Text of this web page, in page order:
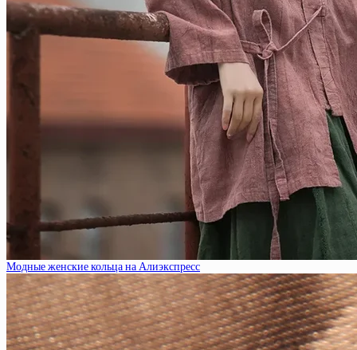
Модные женские кольца на Алиэкспресс